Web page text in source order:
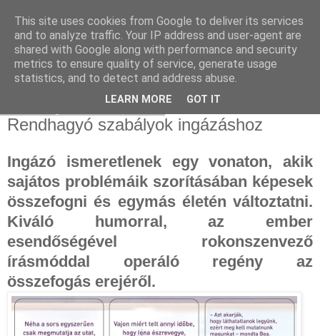
Rendhagyó szabályok ingázáshoz
Ingázó ismeretlenek egy vonaton, akik
sajátos problémáik szorításában képesek
összefogni és egymás életén változtatni.
Kiváló humorral, az ember
esendőségével rokonszenvező
írásmóddal operáló regény az
összefogás erejéről.
This site uses cookies from Google to deliver its services
and to analyze traffic. Your IP address and user-agent are
shared with Google along with performance and security
metrics to ensure quality of service, generate usage
statistics, and to detect and address abuse.
LEARN MORE GOT IT